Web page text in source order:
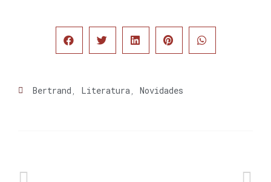
Bertrand , Literatura, Novidades